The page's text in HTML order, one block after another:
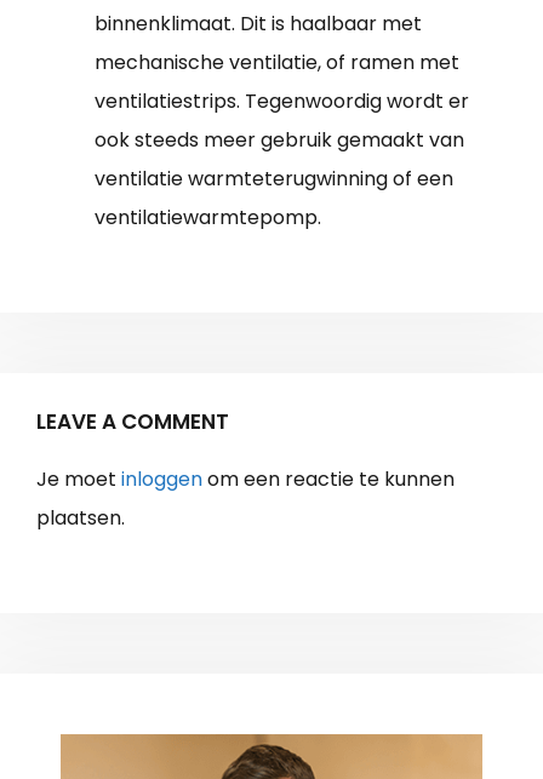
binnenklimaat. Dit is haalbaar met
mechanische ventilatie, of ramen met
ventilatiestrips. Tegenwoordig wordt er
ook steeds meer gebruik gemaakt van
ventilatie warmteterugwinning of een
ventilatiewarmtepomp.
LEAVE A COMMENT
Je moet inloggenom een reactie te kunnen
plaatsen.